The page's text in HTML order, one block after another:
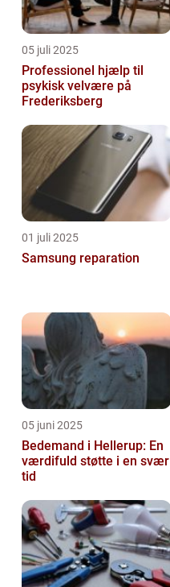
05 juli 2025
Professionel hjælp til
psykisk velvære på
Frederiksberg
01 juli 2025
Samsung reparation
05 juni 2025
Bedemand i Hellerup: En
værdifuld støtte i en svær
tid